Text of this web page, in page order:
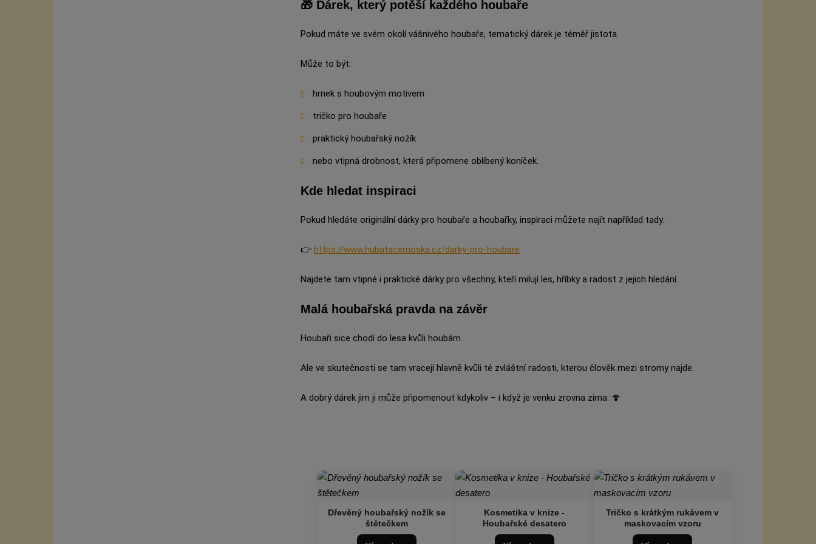
🎁 Dárek, který potěší každého houbaře
Pokud máte ve svém okolí vášnivého houbaře, tematický dárek je téměř jistota.
Může to být:
hrnek s houbovým motivem
tričko pro houbaře
praktický houbařský nožík
nebo vtipná drobnost, která připomene oblíbený koníček.
Kde hledat inspiraci
Pokud hledáte originální dárky pro houbaře a houbařky, inspiraci můžete najít například tady:
👉 https://www.hubatacernoska.cz/darky-pro-houbare
Najdete tam vtipné i praktické dárky pro všechny, kteří milují les, hříbky a radost z jejich hledání.
Malá houbařská pravda na závěr
Houbaři sice chodí do lesa kvůli houbám.
Ale ve skutečnosti se tam vracejí hlavně kvůli té zvláštní radosti, kterou člověk mezi stromy najde.
A dobrý dárek jim ji může připomenout kdykoliv – i když je venku zrovna zima. 🍄
Dřevěný houbařský nožík se
štětečkem
Kosmetika v knize -
Houbařské desatero
Tričko s krátkým rukávem v
maskovacím vzoru